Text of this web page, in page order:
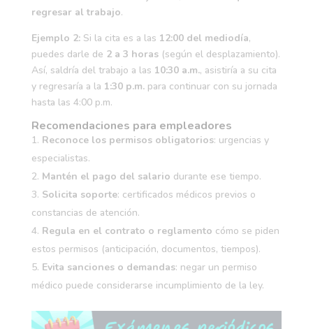
regresar al trabajo.
Ejemplo 2:Si la cita es a las 12:00 del mediodía,
puedes darle de 2 a 3 horas(según el desplazamiento).
Así, saldría del trabajo a las 10:30 a.m., asistiría a su cita
y regresaría a la 1:30 p.m.para continuar con su jornada
hasta las 4:00 p.m.
Recomendaciones para empleadores
Reconoce los permisos obligatorios: urgencias y
especialistas.
Mantén el pago del salario durante ese tiempo.
Solicita soporte: certificados médicos previos o
constancias de atención.
Regula en el contrato o reglamento cómo se piden
estos permisos (anticipación, documentos, tiempos).
Evita sanciones o demandas: negar un permiso
médico puede considerarse incumplimiento de la ley.